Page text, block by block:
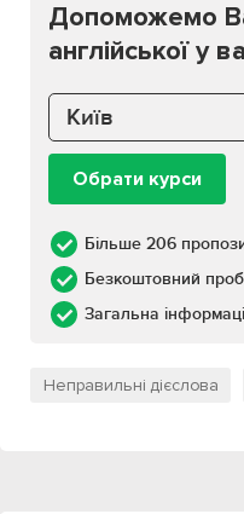
Допоможемо
англійської у
Київ
Обрати курси
Більше 206
Безкоштовний
Загальна
Неправильні дієслова